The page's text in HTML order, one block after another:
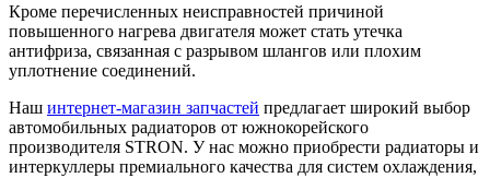
Кроме перечисленных неисправностей причиной
повышенного нагрева двигателя может стать утечка
антифриза, связанная с разрывом шлангов или плохим
уплотнение соединений.
Наш интернет-магазин запчастей предлагает широкий выбор
автомобильных радиаторов от южнокорейского
производителя STRON. У нас можно приобрести радиаторы и
интеркуллеры премиального качества для систем охлаждения,